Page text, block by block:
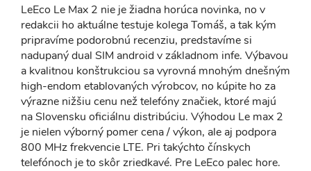
LeEco Le Max 2 nie je žiadna horúca novinka, no v
redakcii ho aktuálne testuje kolega Tomáš, a tak kým
pripravíme podorobnú recenziu, predstavíme si
nadupaný dual SIM android v základnom infe. Výbavou
a kvalitnou konštrukciou sa vyrovná mnohým dnešným
high-endom etablovaných výrobcov, no kúpite ho za
výrazne nižšiu cenu než telefóny značiek, ktoré majú
na Slovensku oficiálnu distribúciu. Výhodou Le max 2
je nielen výborný pomer cena / výkon, ale aj podpora
800 MHz frekvencie LTE. Pri takýchto čínskych
telefónoch je to skôr zriedkavé. Pre LeEco palec hore.